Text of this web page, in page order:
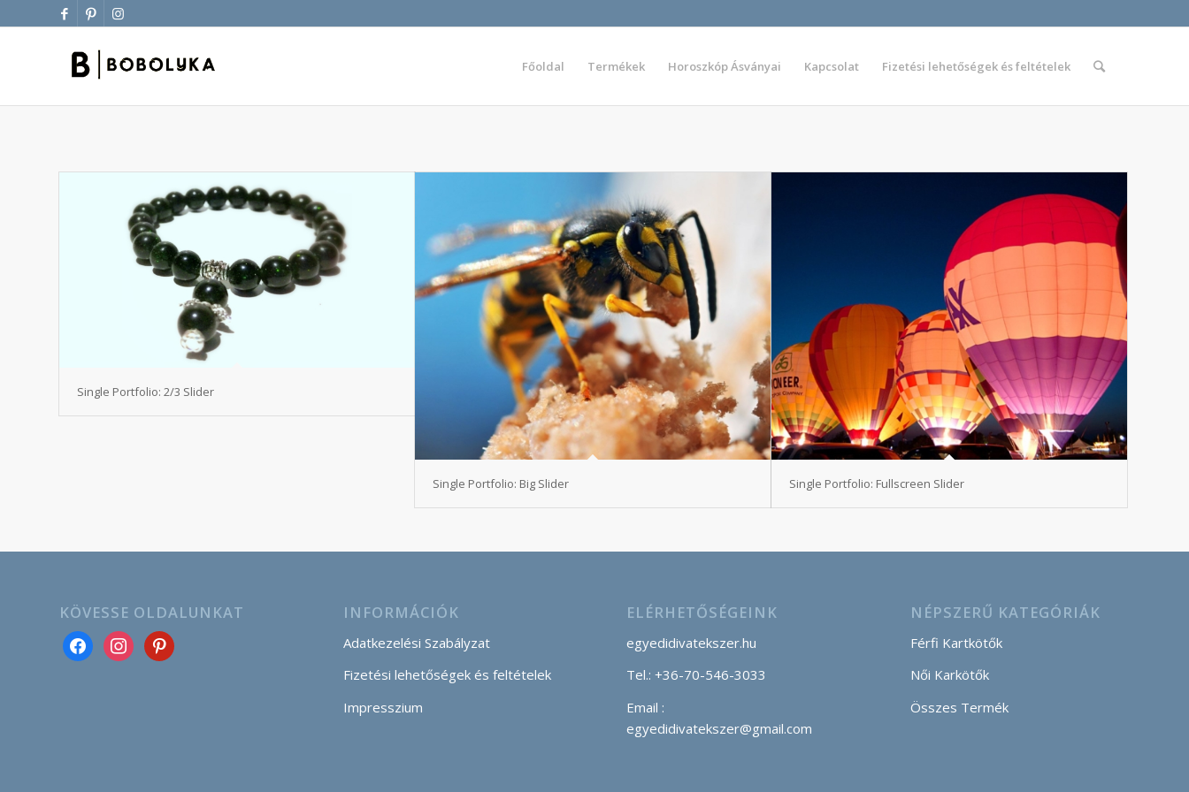
Főoldal Termékek Horoszkóp Ásványai Kapcsolat Fizetési lehetőségek és feltételek
Single Portfolio: 2/3 Slider
Single Portfolio: Big Slider Single Portfolio: Fullscreen Slider
KÖVESSE OLDALUNKAT INFORMÁCIÓK
Adatkezelési Szabályzat
Fizetési lehetőségek és feltételek
Impresszium
ELÉRHETŐSÉGEINK
egyedidivatekszer.hu
Tel.: +36-70-546-3033
Email :
egyedidivatekszer@gmail.com
NÉPSZERŰ KATEGÓRIÁK
Férfi Kartkötők
Női Karkötők
Összes Termék